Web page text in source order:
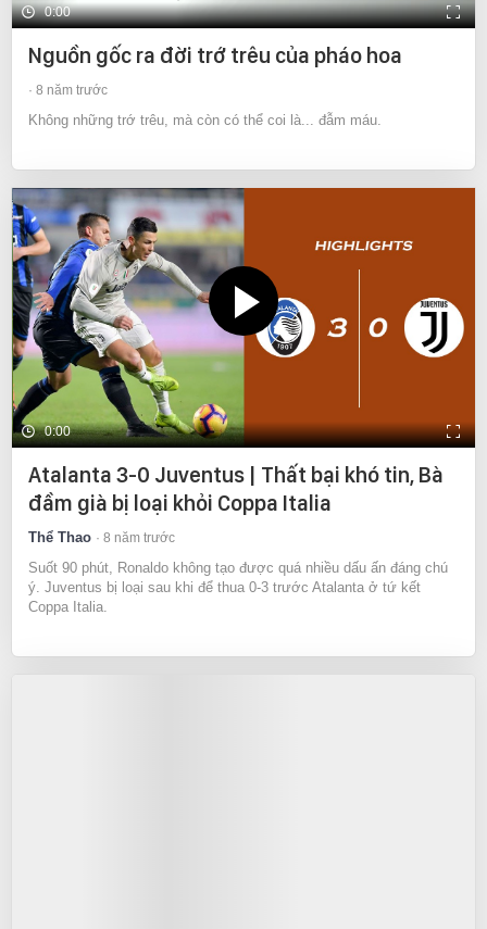
0:00
Nguồn gốc ra đời trớ trêu của pháo hoa
8 năm trước
Không những trớ trêu, mà còn có thể coi là... đẫm máu.
0:00
Atalanta 3-0 Juventus | Thất bại khó tin, Bà
đầm già bị loại khỏi Coppa Italia
Thể Thao 8 năm trước
Suốt 90 phút, Ronaldo không tạo được quá nhiều dấu ấn đáng chú
ý. Juventus bị loại sau khi để thua 0-3 trước Atalanta ở tứ kết
Coppa Italia.